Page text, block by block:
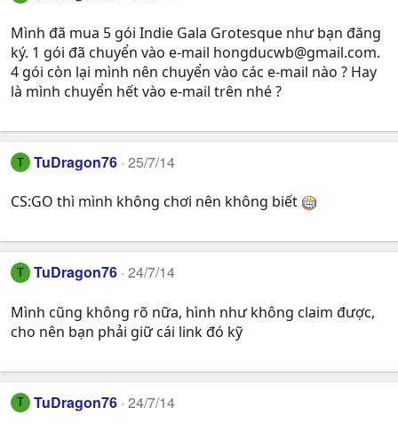
Mình đã mua 5 gói Indie Gala Grotesque như bạn đăng
ký. 1 gói đã chuyển vào e-mail hongducwb@gmail.com.
4 gói còn lại mình nên chuyển vào các e-mail nào ? Hay
là mình chuyển hết vào e-mail trên nhé ?
T TuDragon76 25/7/14
CS:GO thì mình không chơi nên không biết
T TuDragon76 24/7/14
Mình cũng không rõ nữa, hình như không claim được,
cho nên bạn phải giữ cái link đó kỹ
T TuDragon76 24/7/14